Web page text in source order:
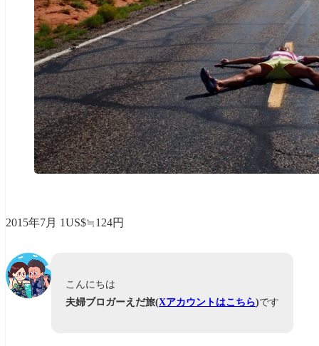
2015年7月 1US$≒124円
こんにちは
夫婦ブロガーえだ旅(Xアカウントはこちら)です